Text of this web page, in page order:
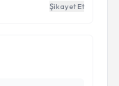
Şikayet Et